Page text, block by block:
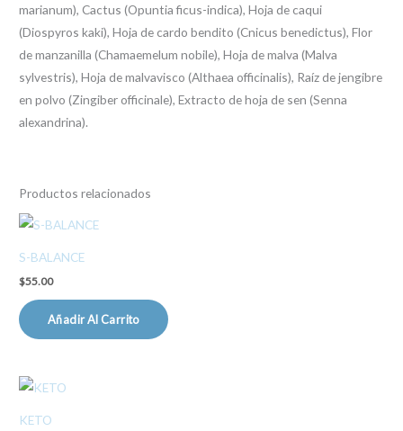
marianum), Cactus (Opuntia ficus-indica), Hoja de caqui
(Diospyros kaki), Hoja de cardo bendito (Cnicus benedictus), Flor
de manzanilla (Chamaemelum nobile), Hoja de malva (Malva
sylvestris), Hoja de malvavisco (Althaea officinalis), Raíz de jengibre
en polvo (Zingiber officinale), Extracto de hoja de sen (Senna
alexandrina).
Productos relacionados
S-BALANCE
$55.00
Añadir Al Carrito
KETO